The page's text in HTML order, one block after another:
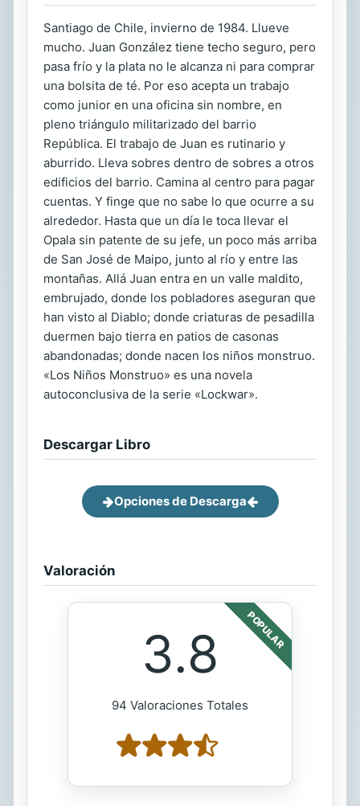
Santiago de Chile, invierno de 1984. Llueve
mucho. Juan González tiene techo seguro, pero
pasa frío y la plata no le alcanza ni para comprar
una bolsita de té. Por eso acepta un trabajo
como junior en una oficina sin nombre, en
pleno triángulo militarizado del barrio
República. El trabajo de Juan es rutinario y
aburrido. Lleva sobres dentro de sobres a otros
edificios del barrio. Camina al centro para pagar
cuentas. Y finge que no sabe lo que ocurre a su
alrededor. Hasta que un día le toca llevar el
Opala sin patente de su jefe, un poco más arriba
de San José de Maipo, junto al río y entre las
montañas. Allá Juan entra en un valle maldito,
embrujado, donde los pobladores aseguran que
han visto al Diablo; donde criaturas de pesadilla
duermen bajo tierra en patios de casonas
abandonadas; donde nacen los niños monstruo.
«Los Niños Monstruo» es una novela
autoconclusiva de la serie «Lockwar».
Descargar Libro
Opciones de Descarga
Valoración
POPULAR
3.8
94 Valoraciones Totales